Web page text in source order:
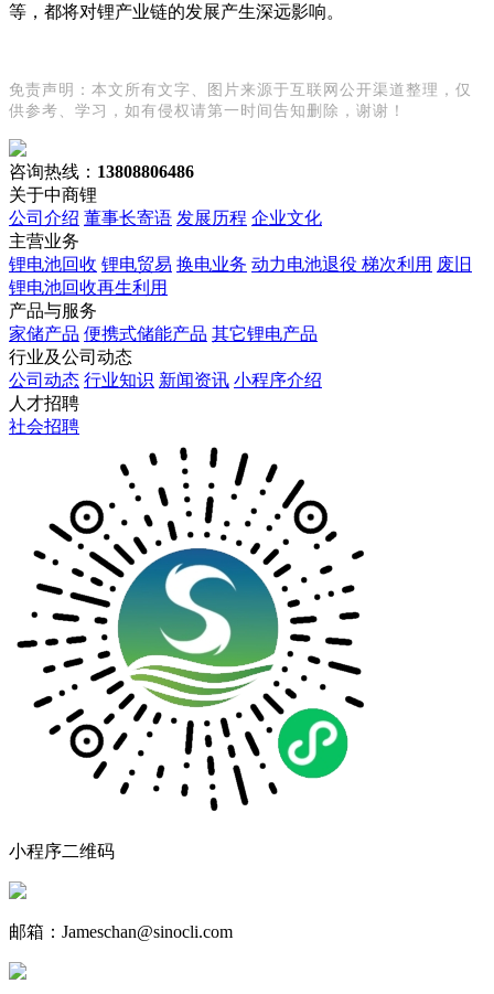
等，都将对锂产业链的发展产生深远影响。
免责声明：本文所有文字、图片来源于互联网公开渠道整理，仅
供参考、学习，如有侵权请第一时间告知删除，谢谢！
咨询热线： 13808806486
关于中商锂
公司介绍 董事长寄语 发展历程 企业文化
主营业务
锂电池回收 锂电贸易 换电业务 动力电池退役 梯次利用 废旧
锂电池回收再生利用
产品与服务
家储产品 便携式储能产品 其它锂电产品
行业及公司动态
公司动态 行业知识 新闻资讯 小程序介绍
人才招聘
社会招聘
小程序二维码
邮箱：Jameschan@sinocli.com